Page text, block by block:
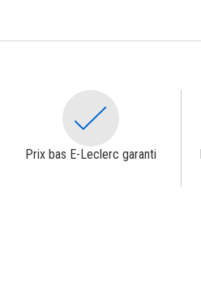
Prix bas E-Leclerc garanti